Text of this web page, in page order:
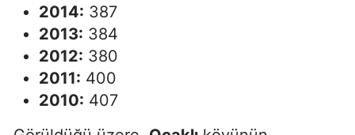
2014: 387
2013: 384
2012: 380
2011: 400
2010: 407